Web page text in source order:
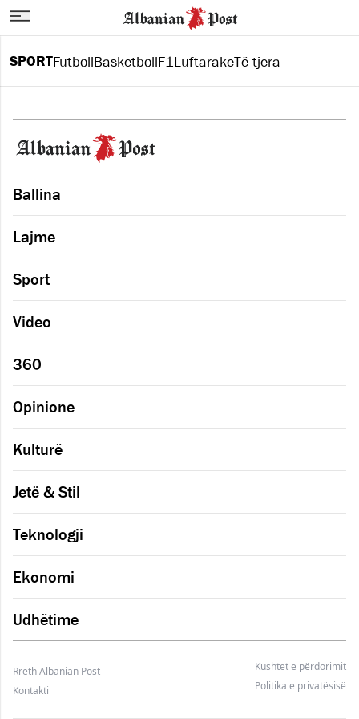
SPORTFutbollBasketbollF1 LuftarakeTë tjera
Ballina
Lajme
Sport
Video
360
Opinione
Kulturë
Jetë & Stil
Teknologji
Ekonomi
Udhëtime
Rreth Albanian Post
Kushtet e përdorimit
Kontakti
Politika e privatësisë